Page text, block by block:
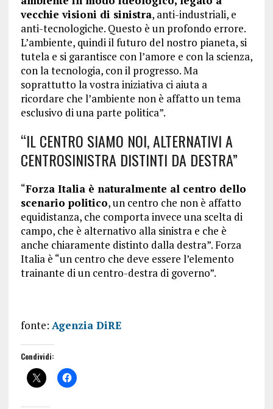
vecchie visioni di sinistra, anti-industriali, e
anti-tecnologiche. Questo è un profondo errore.
L’ambiente, quindi il futuro del nostro pianeta, si
tutela e si garantisce con l’amore e con la scienza,
con la tecnologia, con il progresso. Ma
soprattutto la vostra iniziativa ci aiuta a
ricordare che l’ambiente non è affatto un tema
esclusivo di una parte politica”.
“IL CENTRO SIAMO NOI, ALTERNATIVI A
CENTROSINISTRA DISTINTI DA DESTRA”
“Forza Italia è naturalmente al centro dello
scenario politico, un centro che non è affatto
equidistanza, che comporta invece una scelta di
campo, che è alternativo alla sinistra e che è
anche chiaramente distinto dalla destra”. Forza
Italia è “un centro che deve essere l’elemento
trainante di un centro-destra di governo”.
fonte: Agenzia DiRE
Condividi: